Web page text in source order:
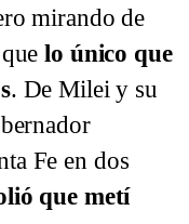
mirando de
quelo único que
. De Milei y su
Fe en dos
que metí